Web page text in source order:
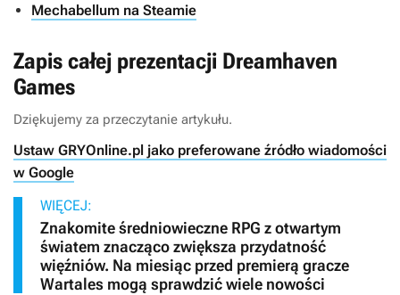
Mechabellum na Steamie
Zapis całej prezentacji Dreamhaven
Games
Dziękujemy za przeczytanie artykułu.
Ustaw GRYOnline.pl jako preferowane źródło wiadomości
w Google
WIĘCEJ:
Znakomite średniowieczne RPG z otwartym
światem znacząco zwiększa przydatność
więźniów. Na miesiąc przed premierą gracze
Wartales mogą sprawdzić wiele nowości